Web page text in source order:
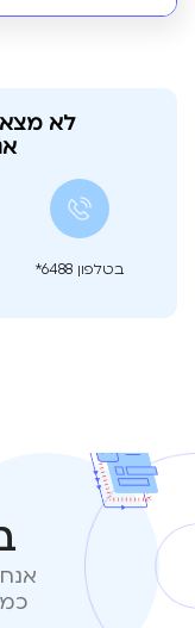
לא
בטלפון *6488